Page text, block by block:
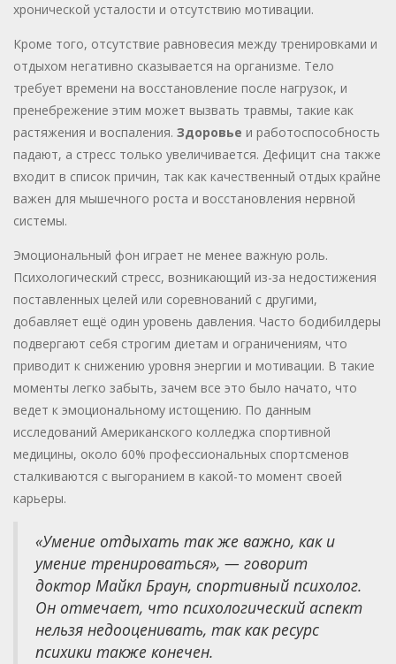
хронической усталости и отсутствию мотивации.
Кроме того, отсутствие равновесия между тренировками и
отдыхом негативно сказывается на организме. Тело
требует времени на восстановление после нагрузок, и
пренебрежение этим может вызвать травмы, такие как
растяжения и воспаления. Здоровье и работоспособность
падают, а стресс только увеличивается. Дефицит сна также
входит в список причин, так как качественный отдых крайне
важен для мышечного роста и восстановления нервной
системы.
Эмоциональный фон играет не менее важную роль.
Психологический стресс, возникающий из-за недостижения
поставленных целей или соревнований с другими,
добавляет ещё один уровень давления. Часто бодибилдеры
подвергают себя строгим диетам и ограничениям, что
приводит к снижению уровня энергии и мотивации. В такие
моменты легко забыть, зачем все это было начато, что
ведет к эмоциональному истощению. По данным
исследований Американского колледжа спортивной
медицины, около 60% профессиональных спортсменов
сталкиваются с выгоранием в какой-то момент своей
карьеры.
«Умение отдыхать так же важно, как и
умение тренироваться», — говорит
доктор Майкл Браун, спортивный психолог.
Он отмечает, что психологический аспект
нельзя недооценивать, так как ресурс
психики также конечен.